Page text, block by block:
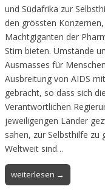
und Südafrika zur
den grössten
Machtgiganten der
Stirn bieten. Umstände
Ausmasses für
Ausbreitung von AIDS
gebracht, so dass sich die
Verantwortlichen
jeweiligengen Länder
sahen, zur Selbsthilfe zu
Weltweit sind…
weiterlesen →